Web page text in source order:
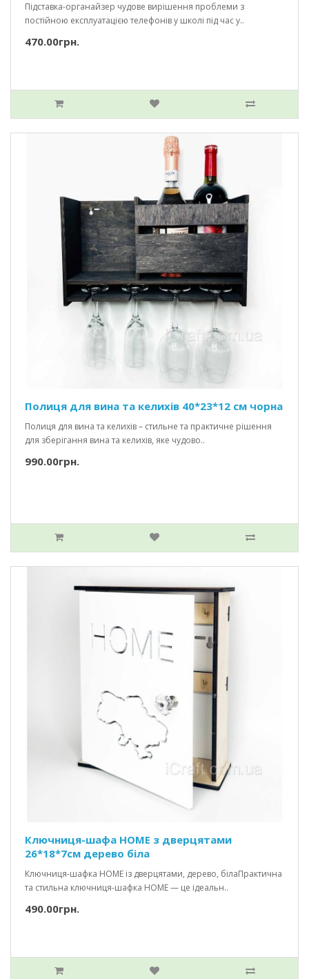
Підставка-органайзер чудове вирішення проблеми з
постійною експлуатацією телефонів у школі під час у..
470.00грн.
Полиця для вина та келихів 40*23*12 см чорна
Полиця для вина та келихів – стильне та практичне рішення
для зберігання вина та келихів, яке чудово..
990.00грн.
Ключниця-шафа HOME з дверцятами
26*18*7см дерево біла
Ключниця-шафка HOME із дверцятами, дерево, білаПрактична
та стильна ключниця-шафка HOME — це ідеальн..
490.00грн.